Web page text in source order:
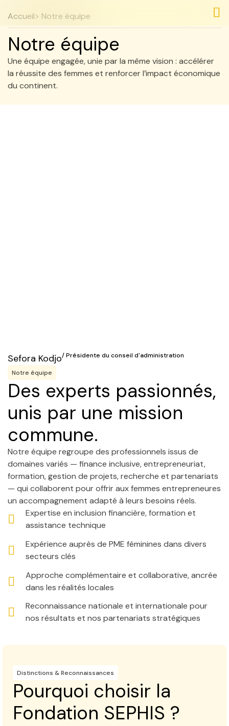
Accueil> Notre équipe
Notre équipe
Une équipe engagée, unie par la même vision : accélérer
la réussite des femmes et renforcer l’impact économique
du continent.
Sefora Kodjo/ Présidente du conseil d'administration
Notre équipe
Des experts passionnés,
unis par une mission
commune.
Notre équipe regroupe des professionnels issus de
domaines variés — finance inclusive, entrepreneuriat,
formation, gestion de projets, recherche et partenariats
— qui collaborent pour offrir aux femmes entrepreneures
un accompagnement adapté à leurs besoins réels.
Expertise en inclusion financière, formation et
assistance technique
Expérience auprès de PME féminines dans divers
secteurs clés
Approche complémentaire et collaborative, ancrée
dans les réalités locales
Reconnaissance nationale et internationale pour
nos résultats et nos partenariats stratégiques
Distinctions & Reconnaissances
Pourquoi choisir la
Fondation SEPHIS ?